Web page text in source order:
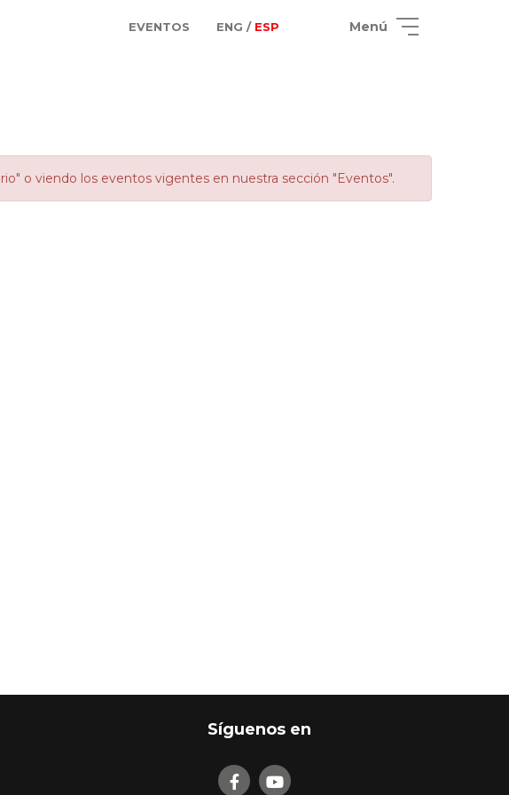
EVENTOS ENG / ESP Menú
o viendo los eventos vigentes en nuestra sección "Eventos".
Síguenos en